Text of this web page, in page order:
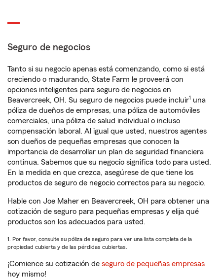
Seguro de negocios
Tanto si su negocio apenas está comenzando, como si está
creciendo o madurando, State Farm le proveerá con
opciones inteligentes para seguro de negocios en
Beavercreek, OH. Su seguro de negocios puede incluir1 una
póliza de dueños de empresas, una póliza de automóviles
comerciales, una póliza de salud individual o incluso
compensación laboral. Al igual que usted, nuestros agentes
son dueños de pequeñas empresas que conocen la
importancia de desarrollar un plan de seguridad financiera
continua. Sabemos que su negocio significa todo para usted.
En la medida en que crezca, asegúrese de que tiene los
productos de seguro de negocio correctos para su negocio.
Hable con Joe Maher en Beavercreek, OH para obtener una
cotización de seguro para pequeñas empresas y elija qué
productos son los adecuados para usted.
1. Por favor, consulte su póliza de seguro para ver una lista completa de la
propiedad cubierta y de las pérdidas cubiertas.
¡Comience su cotización de seguro de pequeñas empresas
hoy mismo!